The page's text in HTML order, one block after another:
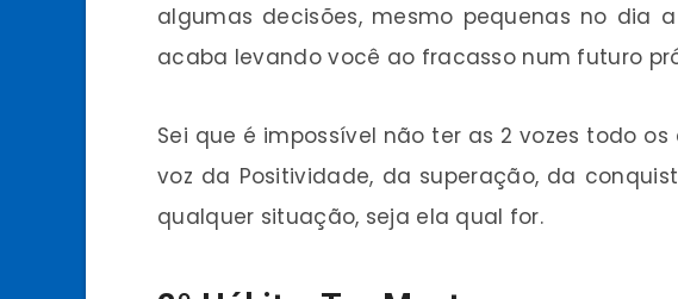
algumas decisões, mesmo pequenas no dia
acaba levando você ao fracasso num futuro
Sei que é impossível não ter as 2 vozes todo
voz da Positividade, da superação, da
qualquer situação, seja ela qual for.